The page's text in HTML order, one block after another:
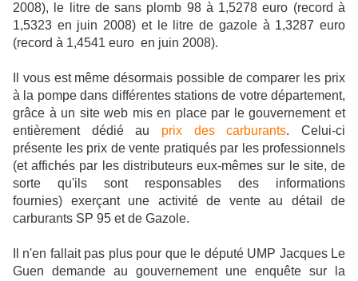
2008), le litre de sans plomb 98 à 1,5278 euro (record à
1,5323 en juin 2008) et le litre de gazole à 1,3287 euro
(record à 1,4541 euro en juin 2008).
Il vous est même désormais possible de comparer les prix
à la pompe dans différentes stations de votre département,
grâce à un site web mis en place par le gouvernement et
entièrement dédié au prix des carburants. Celui-ci
présente les prix de vente pratiqués par les professionnels
(et affichés par les distributeurs eux-mêmes sur le site, de
sorte qu'ils sont responsables des informations
fournies) exerçant une activité de vente au détail de
carburants SP 95 et de Gazole.
Il n'en fallait pas plus pour que le député UMP Jacques Le
Guen demande au gouvernement une enquête sur la